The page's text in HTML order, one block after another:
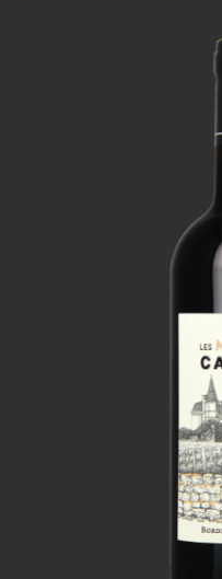
OFFRIR UNE